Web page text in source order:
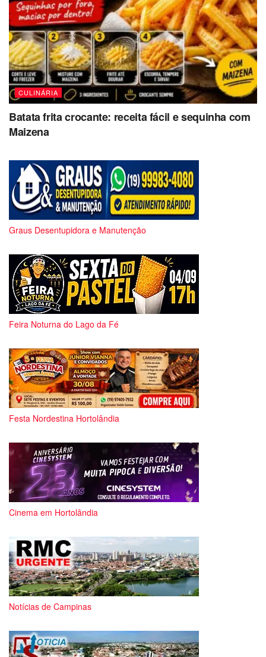
CULINÁRIA
Batata frita crocante: receita fácil e sequinha com
Maizena
Graus Desentupidora e Manutenção
Feira Noturna do Lago da Fé
Festa Nordestina Hortolândia
Cinema em Hortolândia
Notícias de Campinas